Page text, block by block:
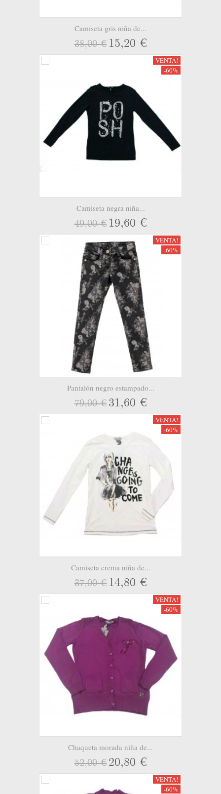
Camiseta gris niña de...
38,00 € 15,20 €
VENTA!
-60%
Camiseta negra niña...
49,00 € 19,60 €
VENTA!
-60%
Pantalón negro estampado...
79,00 €31,60 €
VENTA!
-60%
Camiseta crema niña de...
37,00 € 14,80 €
VENTA!
-60%
Chaqueta morada niña de...
52,00 €20,80 €
VENTA!
-60%